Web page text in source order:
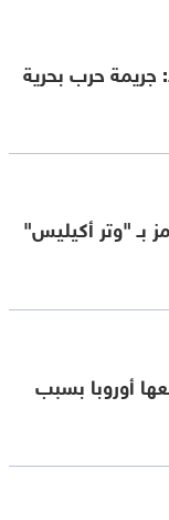
جريمة حرب بحرية
بـ "وتر أكيليس"
أوروبا بسبب